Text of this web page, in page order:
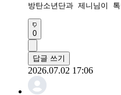
방탄소년단과 제니님이
0
답글 쓰기
2026.07.02 17:06